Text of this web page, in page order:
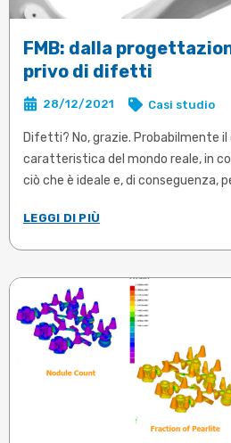
FMB: dalla
privo di difetti
28/12/2021 Casi studio
Difetti? No, grazie. Probabilmente
caratteristica del mondo reale, in
ciò che è ideale e, di conseguenza,
annullata, è pur vero che può
LEGGI DI PIÙ